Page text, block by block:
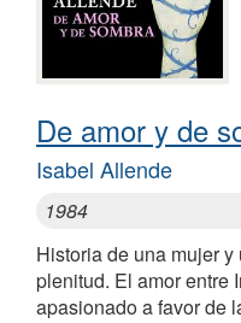
De amor y de
Isabel Allende
1984
Historia de una mujer
plenitud. El amor entre
apasionado a favor de